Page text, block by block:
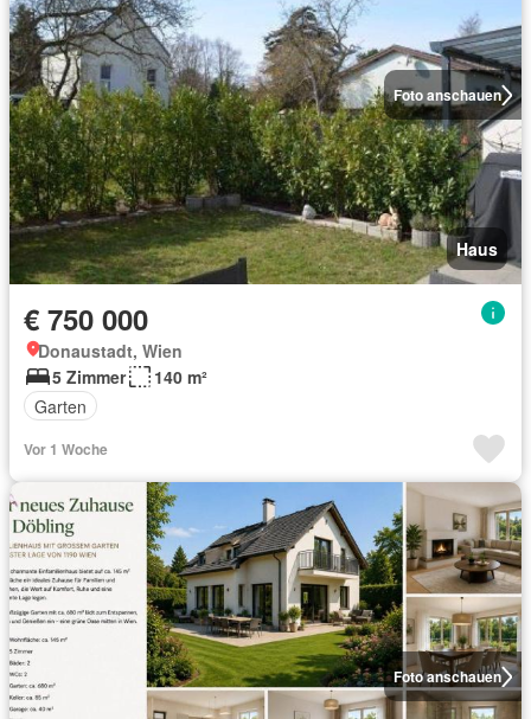
Foto anschauen
Haus
€ 750 000
Donaustadt, Wien
5 Zimmer
140 m²
Garten
Vor 1 Woche
Foto anschauen